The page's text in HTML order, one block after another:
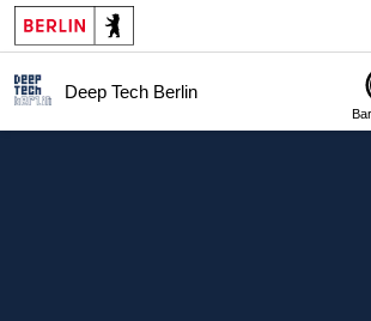
Deep Tech Berlin